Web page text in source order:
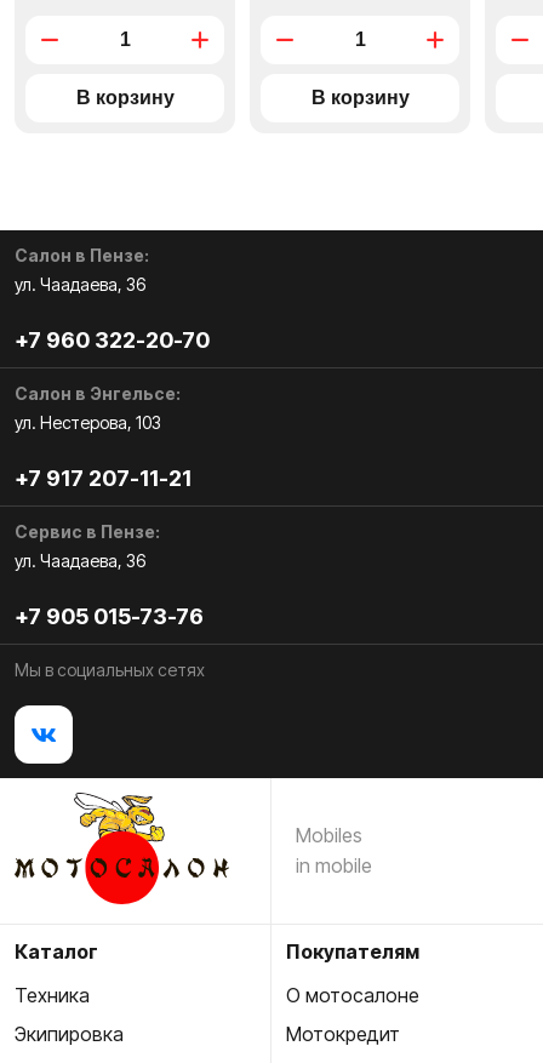
Салон в Пензе:
ул. Чаадаева, 36
+7 960 322-20-70
Салон в Энгельсе:
ул. Нестерова, 103
+7 917 207-11-21
Сервис в Пензе:
ул. Чаадаева, 36
+7 905 015-73-76
Мы в социальных сетях
Mobiles
in mobile
Каталог
Техника
Экипировка
Покупателям
О мотосалоне
Мотокредит